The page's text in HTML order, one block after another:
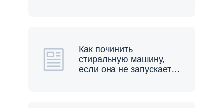
Как починить
стиральную машину,
если она не запускает…